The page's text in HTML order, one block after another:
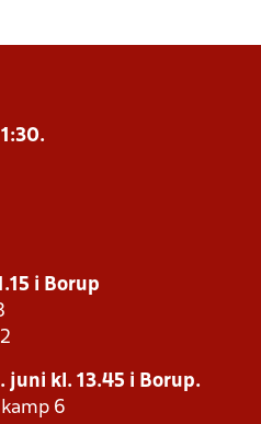
i Borup
juni kl. 13.45 i Borup.
6